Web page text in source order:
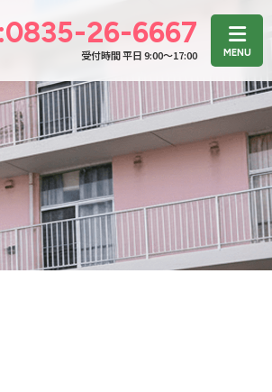
26-6667
受付時間 平日 9:00〜17:00